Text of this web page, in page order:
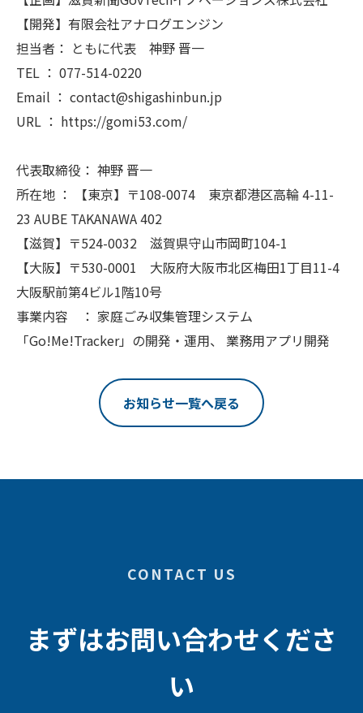
【開発】有限会社アナログエンジン
担当者： ともに代表 神野 晋一
TEL ： 077-514-0220
Email ： contact@shigashinbun.jp
URL ： https://gomi53.com/
代表取締役： 神野 晋一
所在地 ： 【東京】〒108-0074 東京都港区高輪 4-11-
23 AUBE TAKANAWA 402
【滋賀】〒524-0032 滋賀県守山市岡町104-1
【大阪】〒530-0001 大阪府大阪市北区梅田1丁目11-4
大阪駅前第4ビル1階10号
事業内容 ： 家庭ごみ収集管理システム
「Go!Me!Tracker」の開発・運用、 業務用アプリ開発
お知らせ一覧へ戻る
CONTACT US
まずはお問い合わせくださ
い